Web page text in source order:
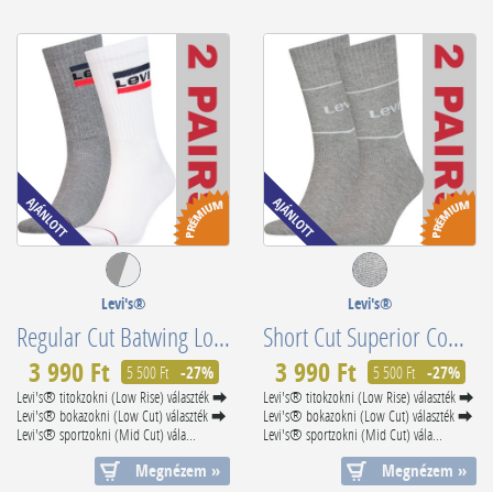
Levi's®
Regular Cut Batwing Logo Recycle (White/Grey) 902012001062
3 990 Ft 5 500 Ft -27%
Levi's® titokzokni (Low Rise) választék ⮕
Levi's® bokazokni (Low Cut) választék ⮕
Levi's® sportzokni (Mid Cut) vála...
Megnézem »
Levi's®
Short Cut Superior Combed Cotton 701210567009
3 990 Ft 5 500 Ft -27%
Levi's® titokzokni (Low Rise) választék ⮕
Levi's® bokazokni (Low Cut) választék ⮕
Levi's® sportzokni (Mid Cut) vála...
Megnézem »